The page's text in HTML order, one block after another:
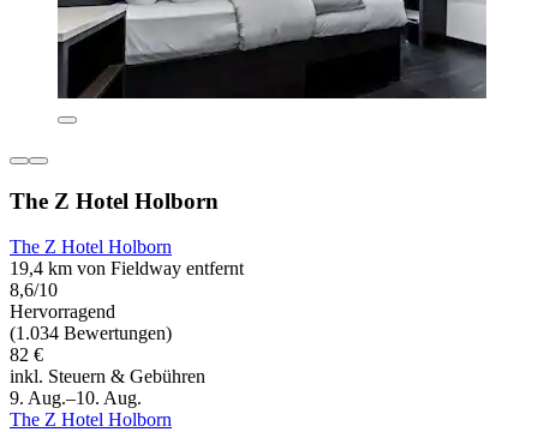
The Z Hotel Holborn
The Z Hotel Holborn
19,4 km von Fieldway entfernt
8,6/10
Hervorragend
(1.034 Bewertungen)
82 €
inkl. Steuern & Gebühren
9. Aug.–10. Aug.
The Z Hotel Holborn